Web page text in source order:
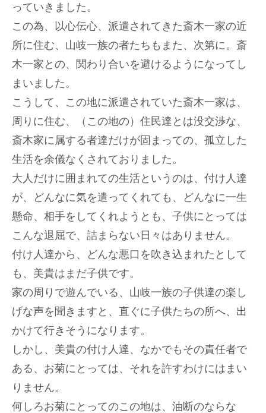
っていきました。
この為、以心伝心、派遣されてきた斎木一家の近
所に住む、山岐一族の者たちもまた、次第に。斎
木一家との、関わり合いを避けるようになってし
まいました。
こうして、この地に派遣されていた斎木一家は、
周りに住む、（この地の）住民達とは没交渉な、
斎木家に属する者達だけが固まっての、孤立した
生活を余儀なくされておりました。
大人だけに囲まれての生活というのは、付け人達
が、どんなに気を遣ってくれても、どんなに一生
懸命、相手をしてくれようとも、子供にとっては
こんな退屈で、詰まらない日々はありません。
付け人達から、どんな悪口を吹き込まれたとして
も、美貴はまだ子供です。
家の周りで遊んでいる、山岐一族の子供達の楽し
げな声を聞きますと、直ぐに子供たちの所へ、出
かけて行きそうになります。
しかし、美貴の付け人達、なかでもその責任者で
ある、お菊にとっては、それを許すわけにはまい
りません。
何しろお菊にとってのこの地は、油断のならな